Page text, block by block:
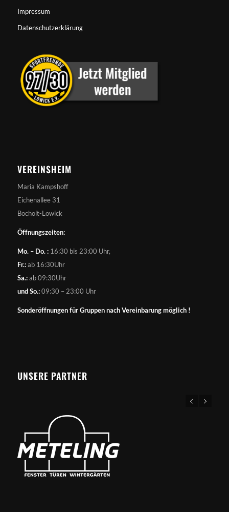
Impressum
Datenschutzerklärung
VEREINSHEIM
Maria Kampshoff
Eichenallee 31
Bocholt-Lowick
Öffnungszeiten:
Mo. – Do. :16:30 bis 23:00 Uhr,
Fr.:ab 16:30Uhr
Sa.:ab 09:30Uhr
und So.:09:30 – 23:00 Uhr
Sonderöffnungen für Gruppen nach Vereinbarung möglich !
UNSERE PARTNER